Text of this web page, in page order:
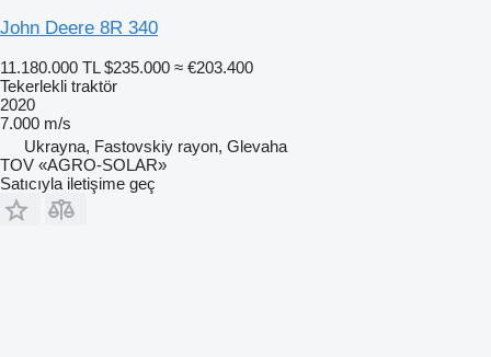
John Deere 8R 340
11.180.000 TL $235.000 ≈ €203.400
Tekerlekli traktör
2020
7.000 m/s
Ukrayna, Fastovskiy rayon, Glevaha
TOV «AGRO-SOLAR»
Satıcıyla iletişime geç